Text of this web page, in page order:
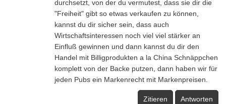
durchsetzt, von der du vermutest, dass sie dir die
"Freiheit" gibt so etwas verkaufen zu können,
kannst du dir sicher sein, dass auch
Wirtschaftsinteressen noch viel viel stärker an
Einfluß gewinnen und dann kannst du dir den
Handel mit Billigprodukten a la China Schnäppchen
komplett von der Backe putzen, dann haben wir für
jeden Pubs ein Markenrecht mit Markenpreisen.
Zitieren Antworten